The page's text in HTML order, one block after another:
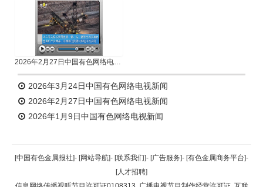
2026年2月27日中国有色网络电视新闻
2026年3月24日中国有色网络电视新闻
2026年2月27日中国有色网络电视新闻
2026年1月9日中国有色网络电视新闻
[中国有色金属报社]- [网站导航]- [联系我们]- [广告服务]- [有色金属商务平台]-
[人才招聘]